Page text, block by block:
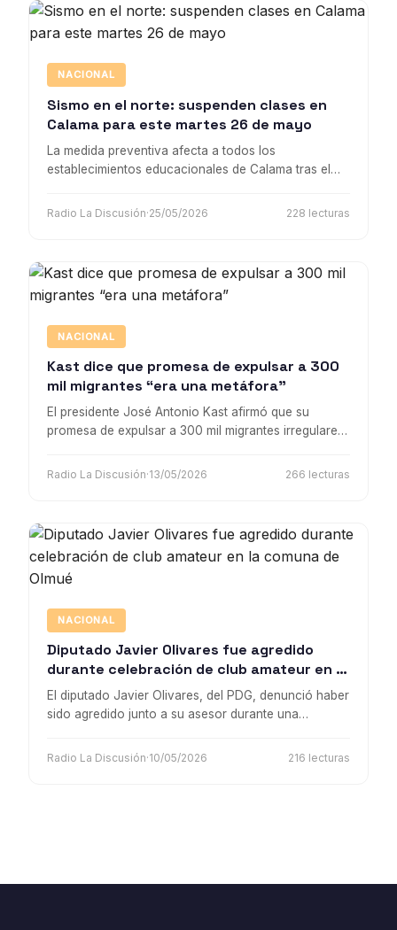
NACIONAL
Sismo en el norte: suspenden clases en
Calama para este martes 26 de mayo
La medida preventiva afecta a todos los
establecimientos educacionales de Calama tras el
lunes.
Radio La Discusión·25/05/2026 228 lecturas
NACIONAL
Kast dice que promesa de expulsar a 300
mil migrantes “era una metáfora”
El presidente José Antonio Kast afirmó que su
promesa de expulsar a 300 mil migrantes irregulares
una “metáfora”.
Radio La Discusión·13/05/2026 266 lecturas
NACIONAL
Diputado Javier Olivares fue agredido
durante celebración de club amateur en la
comuna de Olmué
El diputado Javier Olivares, del PDG, denunció haber
sido agredido junto a su asesor durante una
Carabineros informó que los responsables huyeron
Radio La Discusión·10/05/2026 216 lecturas